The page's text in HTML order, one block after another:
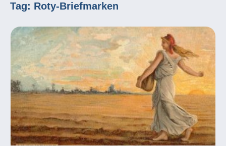
Tag: Roty-Briefmarken